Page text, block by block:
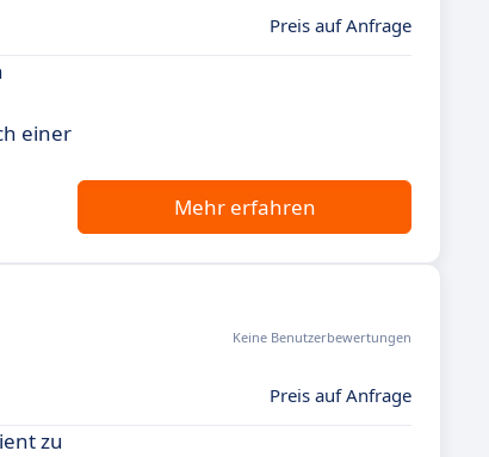
Preis auf Anfrage
einer
Mehr erfahren
Keine Benutzerbewertungen
Preis auf Anfrage
zu